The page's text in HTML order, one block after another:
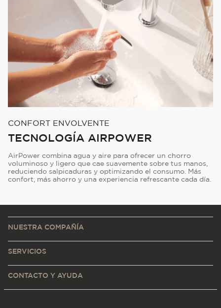
CONFORT ENVOLVENTE
TECNOLOGÍA AIRPOWER
AirPower combina agua y aire para ofrecer un chorro
voluminoso y ligero que cae suavemente sobre tus manos,
reduciendo salpicaduras y optimizando el consumo. Más
confort, más ahorro y una experiencia refrescante cada día.
NUESTRA COMPAÑÍA
SERVICIOS
CONTACTO Y AYUDA